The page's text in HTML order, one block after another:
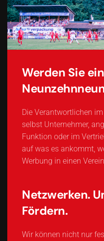
Werden Sie ein
Die Verantwortlichen
selbst Unternehmer,
Funktion oder im
auf was es ankommt,
Werbung in einen
Netzwerken.
Fördern.
Wir können nicht nur